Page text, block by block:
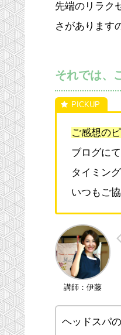
先端のリラク
さがあります
それでは、
ご感想の
ブログに
タイミン
いつもご
講師：伊藤
ヘッドスパ